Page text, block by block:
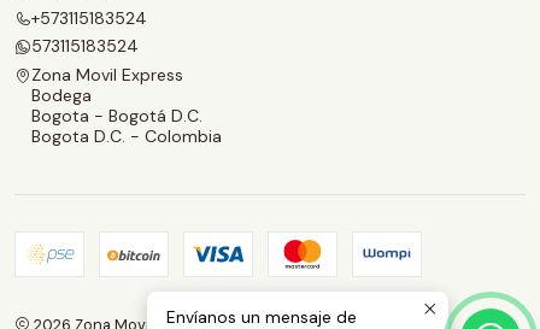
+573115183524
573115183524
Zona Movil Express
Bodega
Bogota - Bogotá D.C.
Bogota D.C. - Colombia
2026 Zona Movil Express.Envíanos un mensaje de